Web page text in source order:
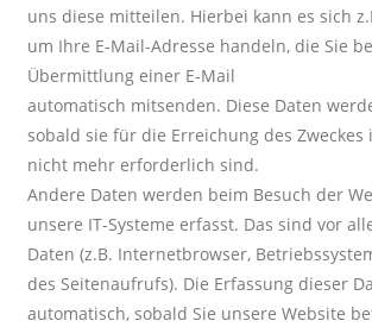
uns diese mitteilen. Hierbei kann es sich
um Ihre E-Mail-Adresse handeln, die Sie
Übermittlung einer E-Mail
automatisch mitsenden. Diese Daten
sobald sie für die Erreichung des
nicht mehr erforderlich sind.
Andere Daten werden beim Besuch der
unsere IT-Systeme erfasst. Das sind vor
Daten (z.B. Internetbrowser,
des Seitenaufrufs). Die Erfassung dieser
automatisch, sobald Sie unsere Website